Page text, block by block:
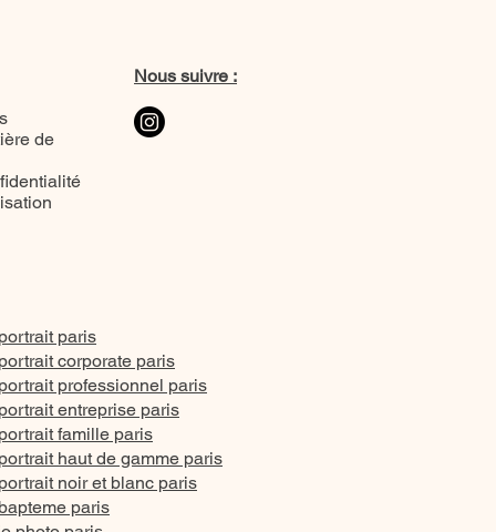
de
Nous suivre :
paris
corporate paris
professionnel paris
entreprise paris
famille paris
haut de gamme paris
noir et blanc paris
paris